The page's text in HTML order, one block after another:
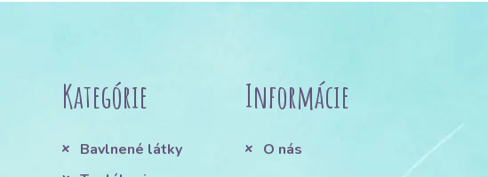
Kategórie
Bavlnené látky
Informácie
O nás